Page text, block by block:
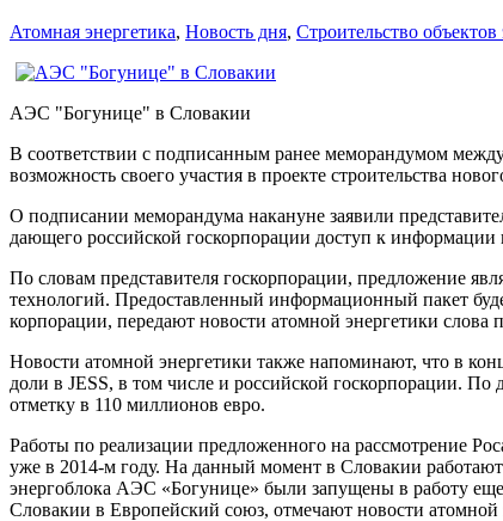
Атомная энергетика, Новость дня, Строительство объектов
АЭС "Богунице" в Словакии
В соответствии с подписанным ранее меморандумом
возможность своего участия в проекте строительства
О подписании меморандума накануне заявили
дающего российской госкорпорации доступ к
По словам представителя госкорпорации, предложение
технологий. Предоставленный информационный пакет
корпорации, передают новости атомной энергетики слова
Новости атомной энергетики также напоминают, что в
доли в JESS, в том числе и российской госкорпорации.
отметку в 110 миллионов евро.
Работы по реализации предложенного на рассмотрение
уже в 2014-м году. На данный момент в Словакии
энергоблока АЭС «Богунице» были запущены в работу
Словакии в Европейский союз, отмечают новости атомной